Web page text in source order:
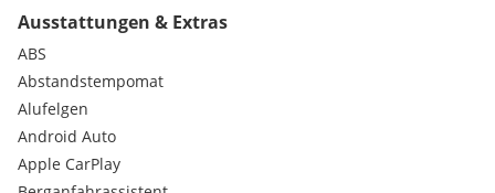
Dachkantenspoiler in der Wagenfarbe
Einparkhilfe vorn, akustisch und visuell
Hohe Konsole mit Armlehne und elektrischer
Feststellbremse
Kindersicherung
Kofferraumschutzleiste Meteor Grau
LED-Deckenleuchte vorn, 2 Leselampen hinten
Peugeot i-Cockpit
Ausstattungen & Extras
ABS
Abstandstempomat
Alufelgen
Android Auto
Apple CarPlay